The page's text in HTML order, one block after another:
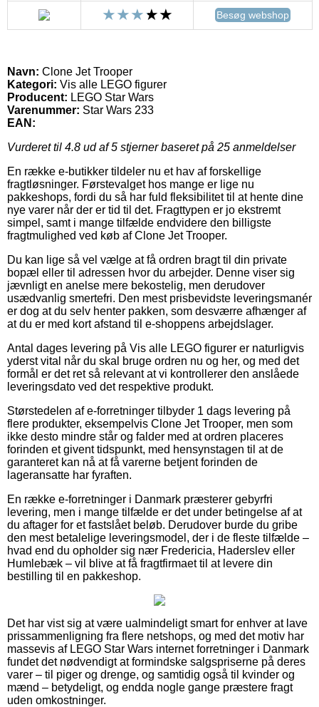
Besøg webshop
Navn: Clone Jet Trooper
Kategori: Vis alle LEGO figurer
Producent: LEGO Star Wars
Varenummer: Star Wars 233
EAN:
Vurderet til 4.8 ud af 5 stjerner baseret på 25 anmeldelser
En række e-butikker tildeler nu et hav af forskellige
fragtløsninger. Førstevalget hos mange er lige nu
pakkeshops, fordi du så har fuld fleksibilitet til at hente dine
nye varer når der er tid til det. Fragttypen er jo ekstremt
simpel, samt i mange tilfælde endvidere den billigste
fragtmulighed ved køb af Clone Jet Trooper.
Du kan lige så vel vælge at få ordren bragt til din private
bopæl eller til adressen hvor du arbejder. Denne viser sig
jævnligt en anelse mere bekostelig, men derudover
usædvanlig smertefri. Den mest prisbevidste leveringsmanér
er dog at du selv henter pakken, som desværre afhænger af
at du er med kort afstand til e-shoppens arbejdslager.
Antal dages levering på Vis alle LEGO figurer er naturligvis
yderst vital når du skal bruge ordren nu og her, og med det
formål er det ret så relevant at vi kontrollerer den anslåede
leveringsdato ved det respektive produkt.
Størstedelen af e-forretninger tilbyder 1 dags levering på
flere produkter, eksempelvis Clone Jet Trooper, men som
ikke desto mindre står og falder med at ordren placeres
forinden et givent tidspunkt, med hensynstagen til at de
garanteret kan nå at få varerne betjent forinden de
lageransatte har fyraften.
En række e-forretninger i Danmark præsterer gebyrfri
levering, men i mange tilfælde er det under betingelse af at
du aftager for et fastslået beløb. Derudover burde du gribe
den mest betalelige leveringsmodel, der i de fleste tilfælde –
hvad end du opholder sig nær Fredericia, Haderslev eller
Humlebæk – vil blive at få fragtfirmaet til at levere din
bestilling til en pakkeshop.
Det har vist sig at være ualmindeligt smart for enhver at lave
prissammenligning fra flere netshops, og med det motiv har
massevis af LEGO Star Wars internet forretninger i Danmark
fundet det nødvendigt at formindske salgspriserne på deres
varer – til piger og drenge, og samtidig også til kvinder og
mænd – betydeligt, og endda nogle gange præstere fragt
uden omkostninger.